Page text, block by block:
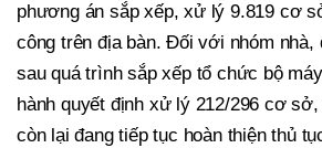
phương án sắp xếp, xử lý 9.819 cơ
công trên địa bàn. Đối với nhóm nhà,
sau quá trình sắp xếp tổ chức bộ
hành quyết định xử lý 212/296 cơ
còn lại đang tiếp tục hoàn thiện thủ